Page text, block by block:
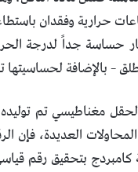
حرارية وفقدان
حساسة جداً لدرجة
– بالإضافة
العديدة، فإن
بتحقيق رقم